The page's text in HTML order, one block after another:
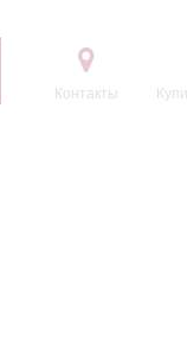
Контакты